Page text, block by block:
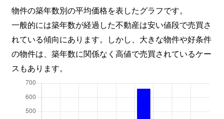
物件の築年数別の平均価格を表したグラフです。
一般的には築年数が経過した不動産は安い値段で売買さ
れている傾向にあります。しかし、大きな物件や好条件
の物件は、築年数に関係なく高値で売買されているケー
スもあります。